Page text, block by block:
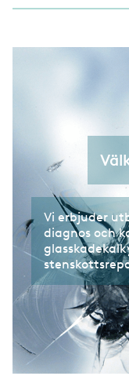
Vi erbjuder
diagnos och